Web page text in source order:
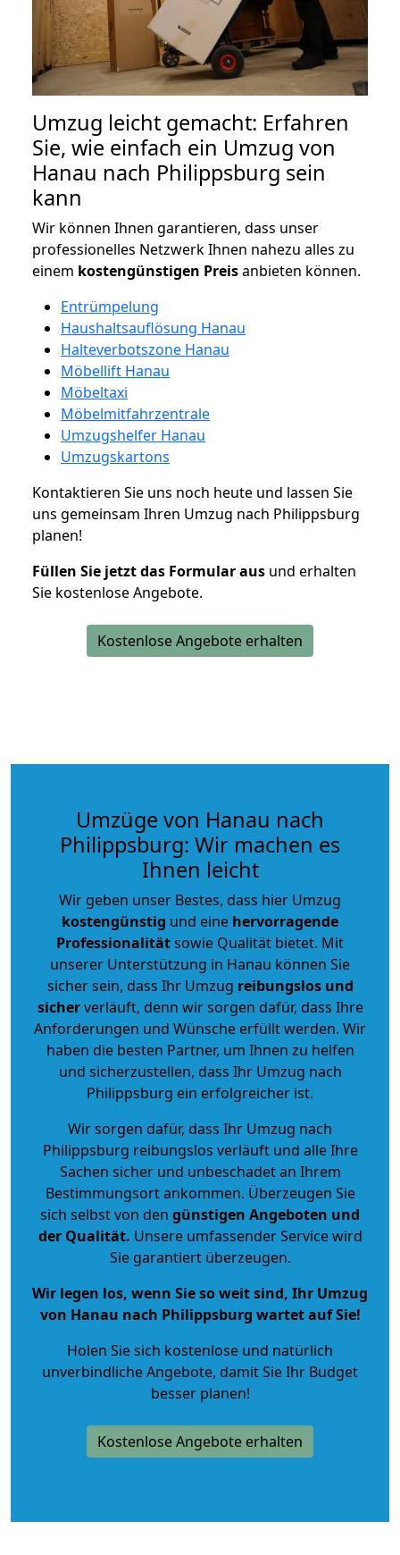
Umzug leicht gemacht: Erfahren
Sie, wie einfach ein Umzug von
Hanau nach Philippsburg sein
kann
Wir können Ihnen garantieren, dass unser
professionelles Netzwerk Ihnen nahezu alles zu
einem kostengünstigen Preisanbieten können.
Entrümpelung
Haushaltsauflösung Hanau
Halteverbotszone Hanau
Möbellift Hanau
Möbeltaxi
Möbelmitfahrzentrale
Umzugshelfer Hanau
Umzugskartons
Kontaktieren Sie uns noch heute und lassen Sie
uns gemeinsam Ihren Umzug nach Philippsburg
planen!
Füllen Sie jetzt das Formular aus und erhalten
Sie kostenlose Angebote.
Kostenlose Angebote erhalten
Umzüge von Hanau nach
Philippsburg: Wir machen es
Ihnen leicht
Wir geben unser Bestes, dass hier Umzug
kostengünstig und eine hervorragende
Professionalitätsowie Qualität bietet. Mit
unserer Unterstützung in Hanau können Sie
sicher sein, dass Ihr Umzug reibungslos und
sicherverläuft, denn wir sorgen dafür, dass Ihre
Anforderungen und Wünsche erfüllt werden. Wir
haben die besten Partner, um Ihnen zu helfen
und sicherzustellen, dass Ihr Umzug nach
Philippsburg ein erfolgreicher ist.
Wir sorgen dafür, dass Ihr Umzug nach
Philippsburg reibungslos verläuft und alle Ihre
Sachen sicher und unbeschadet an Ihrem
Bestimmungsort ankommen. Überzeugen Sie
sich selbst von den günstigen Angeboten und
der Qualität. Unsere umfassender Service wird
Sie garantiert überzeugen.
Wir legen los, wenn Sie so weit sind, Ihr Umzug
von Hanau nach Philippsburg wartet auf Sie!
Holen Sie sich kostenlose und natürlich
unverbindliche Angebote, damit Sie Ihr Budget
besser planen!
Kostenlose Angebote erhalten